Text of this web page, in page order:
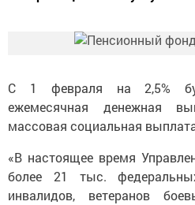
С 1 февраля на 2,5%
ежемесячная денежная
массовая социальная
«В настоящее время
более 21 тыс.
инвалидов, ветеранов